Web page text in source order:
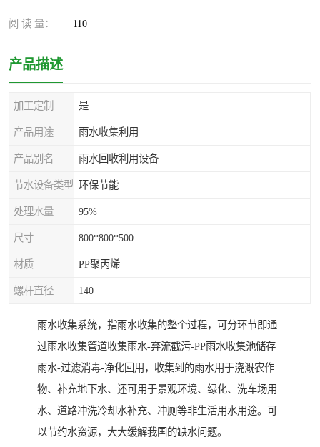
阅 读 量： 110
产品描述
加工定制 是
产品用途 雨水收集利用
产品别名 雨水回收利用设备
节水设备类型 环保节能
处理水量 95%
尺寸 800*800*500
材质 PP聚丙烯
螺杆直径 140
雨水收集系统，指雨水收集的整个过程，可分环节即通
过雨水收集管道收集雨水-弃流截污-PP雨水收集池储存
雨水-过滤消毒-净化回用，收集到的雨水用于浇溉农作
物、补充地下水、还可用于景观环境、绿化、洗车场用
水、道路冲洗冷却水补充、冲厕等非生活用水用途。可
以节约水资源，大大缓解我国的缺水问题。